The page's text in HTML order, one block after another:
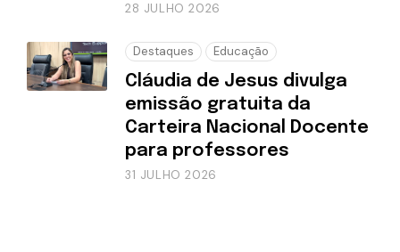
28 JULHO 2026
Destaques Educação
Cláudia de Jesus divulga
emissão gratuita da
Carteira Nacional Docente
para professores
31 JULHO 2026